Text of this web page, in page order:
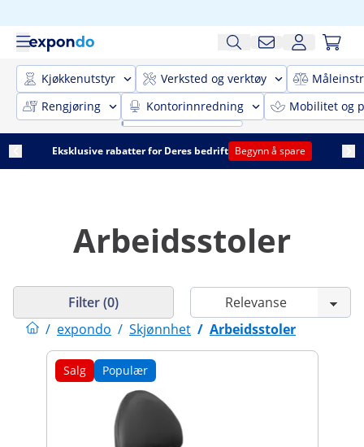
Kjøkkenutstyr Verksted og verktøy
Rengjøring
Kontorinnredning Mobilitet og
Eksklusive rabatter for Deres bedrift Begynn å spare
Arbeidsstoler
/ expondo / Skjønnhet / Arbeidsstoler
Filter (0)
Salg Populær